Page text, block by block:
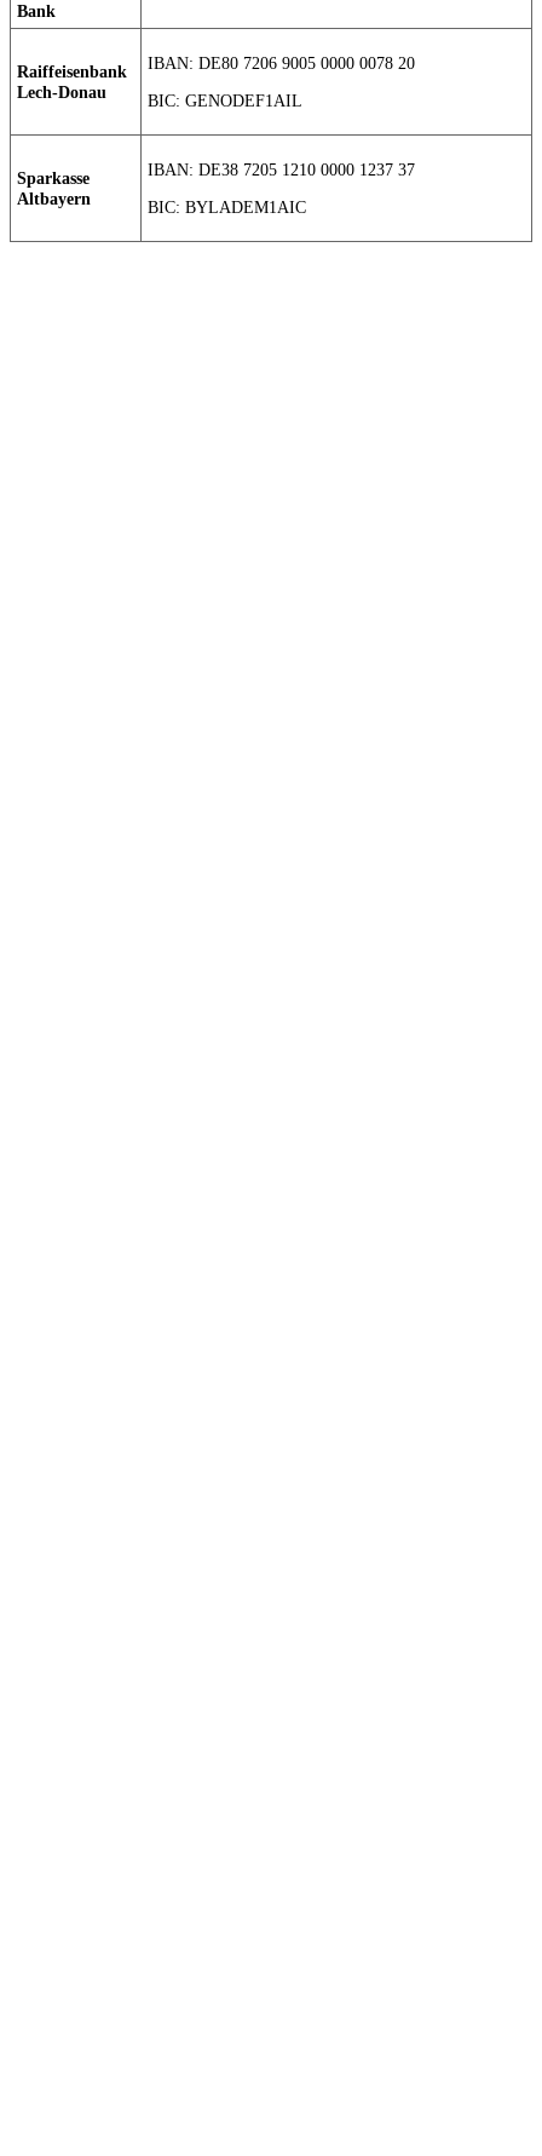
Bank
Raiffeisenbank
Lech-Donau
IBAN: DE80 7206 9005 0000 0078 20
BIC: GENODEF1AIL
Sparkasse
Altbayern
IBAN: DE38 7205 1210 0000 1237 37
BIC: BYLADEM1AIC